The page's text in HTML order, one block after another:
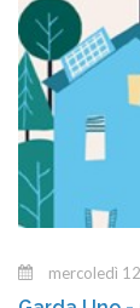
mercoledì